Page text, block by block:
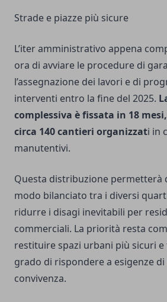
Strade e piazze più sicure
L’iter amministrativo appena
ora di avviare le procedure di
l’assegnazione dei lavori e di
interventi entro la fine del 2025.
complessiva è fissata in 18
circa 140 cantieri organizzati in
manutentivi.
Questa distribuzione permetterà
modo bilanciato tra i diversi
ridurre i disagi inevitabili per
commerciali. La priorità resta
restituire spazi urbani più sicuri
grado di rispondere a esigenze
convivenza.